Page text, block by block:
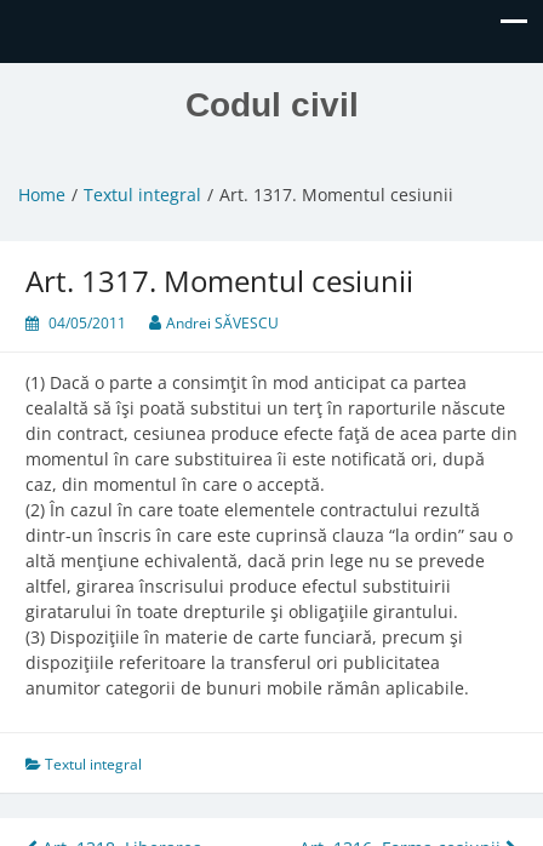
Codul civil
Home Textul integral Art. 1317. Momentul cesiunii
Art. 1317. Momentul cesiunii
04/05/2011 Andrei SĂVESCU
(1) Dacă o parte a consimţit în mod anticipat ca partea
cealaltă să îşi poată substitui un terţ în raporturile născute
din contract, cesiunea produce efecte faţă de acea parte din
momentul în care substituirea îi este notificată ori, după
caz, din momentul în care o acceptă.
(2) În cazul în care toate elementele contractului rezultă
dintr-un înscris în care este cuprinsă clauza “la ordin” sau o
altă menţiune echivalentă, dacă prin lege nu se prevede
altfel, girarea înscrisului produce efectul substituirii
giratarului în toate drepturile şi obligaţiile girantului.
(3) Dispoziţiile în materie de carte funciară, precum şi
dispoziţiile referitoare la transferul ori publicitatea
anumitor categorii de bunuri mobile rămân aplicabile.
Textul integral